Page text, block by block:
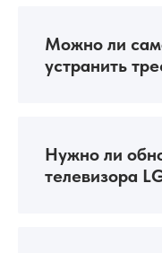
Можно ли
устранить
Нужно ли
телевизора